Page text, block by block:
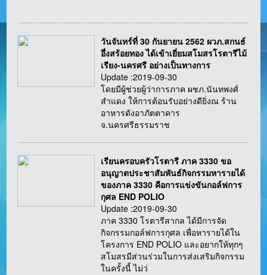
วันจันทร์ที่ 30 กันยายน 2562 ผวภ.สกนธ์
อึ่งสร้อยทอง ได้เข้าเยี่ยมสโมสรโรตารีไม้
เรียง-นครศรี อย่างเป็นทางการ
Update :2019-09-30
โดยมีผู้ช่วยผู้ว่าการภาค ผชภ.นันทพงศ์
สำแดง ให้การต้อนรับอย่างดียิ่งณ ร้าน
อาหารดังอาภัตตาคาร
จ.นครศรีธรรมราช
เรียนครอบครัวโรตารี ภาค 3330 ขอ
อนุญาตประชาสัมพันธ์กิจกรรมหารายได้
ของภาค 3330 คือการแข่งขันกอล์ฟการ
กุศล END POLIO
Update :2019-09-30
ภาค 3330 โรตารีสากล ได้มีการจัด
กิจกรรมกอล์ฟการกุศล เพื่อหารายได้ใน
โครงการ END POLIO และอยากให้ทุกๆ
สโมสรมีส่วนร่วมในการส่งเสริมกิจกรรม
ในครั้งนี้ ไม่ว่